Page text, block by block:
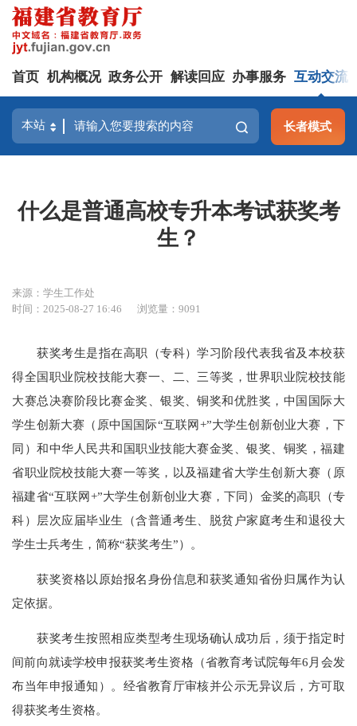
首页 机构概况 政务公开 解读回应 办事服务 互动交流
长者模式
什么是普通高校专升本考试获奖考
生？
来源：学生工作处
时间：2025-08-27 16:46
浏览量：9091
获奖考生是指在高职（专科）学习阶段代表我省及本校获
得全国职业院校技能大赛一、二、三等奖，世界职业院校技能
大赛总决赛阶段比赛金奖、银奖、铜奖和优胜奖，中国国际大
学生创新大赛（原中国国际“互联网+”大学生创新创业大赛，下
同）和中华人民共和国职业技能大赛金奖、银奖、铜奖，福建
省职业院校技能大赛一等奖，以及福建省大学生创新大赛（原
福建省“互联网+”大学生创新创业大赛，下同）金奖的高职（专
科）层次应届毕业生（含普通考生、脱贫户家庭考生和退役大
学生士兵考生，简称“获奖考生”）。
获奖资格以原始报名身份信息和获奖通知省份归属作为认
定依据。
获奖考生按照相应类型考生现场确认成功后，须于指定时
间前向就读学校申报获奖考生资格（省教育考试院每年6月会发
布当年申报通知）。经省教育厅审核并公示无异议后，方可取
得获奖考生资格。